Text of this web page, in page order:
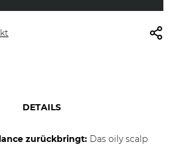
DETAILS
zurückbringt: Das oily scalp